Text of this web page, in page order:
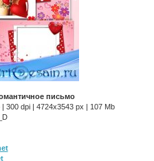
письмо
300 dpi | 4724x3543 px | 107 Mb